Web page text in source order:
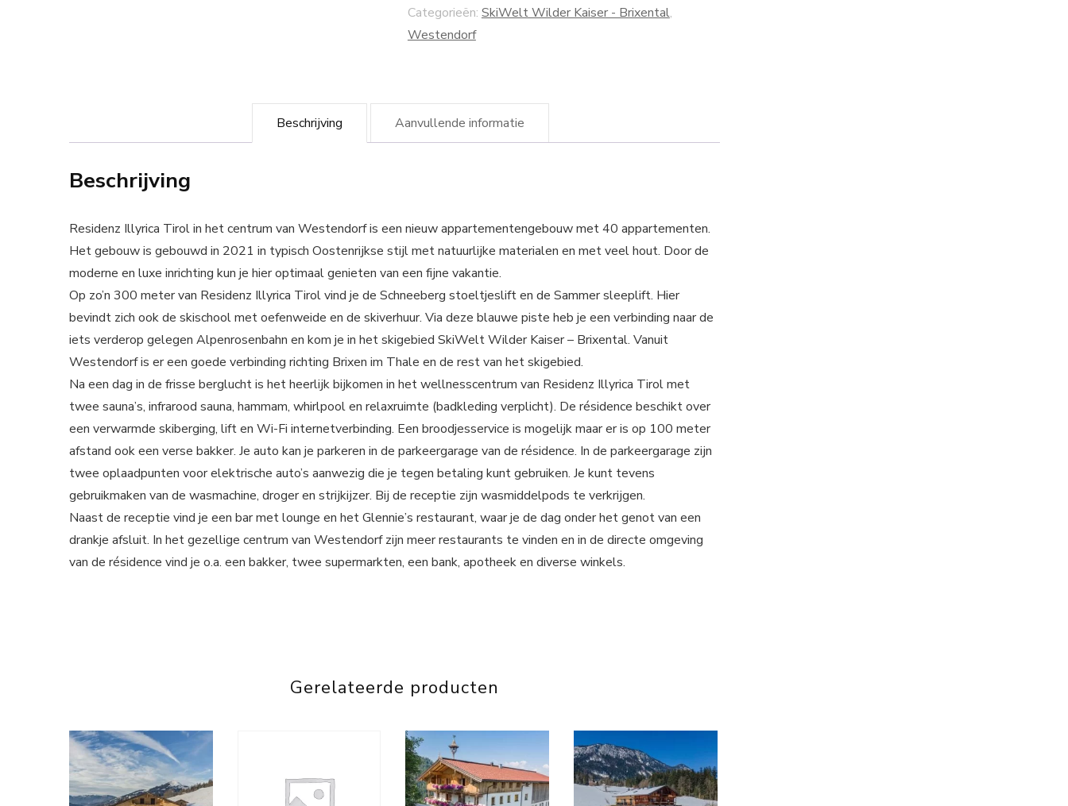
Categorieën: SkiWelt Wilder Kaiser - Brixental,
Westendorf
Beschrijving Aanvullende informatie
Beschrijving
Residenz Illyrica Tirol in het centrum van Westendorf is een nieuw appartementengebouw met 40 appartementen.
Het gebouw is gebouwd in 2021 in typisch Oostenrijkse stijl met natuurlijke materialen en met veel hout. Door de
moderne en luxe inrichting kun je hier optimaal genieten van een fijne vakantie.
Op zo’n 300 meter van Residenz Illyrica Tirol vind je de Schneeberg stoeltjeslift en de Sammer sleeplift. Hier
bevindt zich ook de skischool met oefenweide en de skiverhuur. Via deze blauwe piste heb je een verbinding naar de
iets verderop gelegen Alpenrosenbahn en kom je in het skigebied SkiWelt Wilder Kaiser – Brixental. Vanuit
Westendorf is er een goede verbinding richting Brixen im Thale en de rest van het skigebied.
Na een dag in de frisse berglucht is het heerlijk bijkomen in het wellnesscentrum van Residenz Illyrica Tirol met
twee sauna’s, infrarood sauna, hammam, whirlpool en relaxruimte (badkleding verplicht). De résidence beschikt over
een verwarmde skiberging, lift en Wi-Fi internetverbinding. Een broodjesservice is mogelijk maar er is op 100 meter
afstand ook een verse bakker. Je auto kan je parkeren in de parkeergarage van de résidence. In de parkeergarage zijn
twee oplaadpunten voor elektrische auto’s aanwezig die je tegen betaling kunt gebruiken. Je kunt tevens
gebruikmaken van de wasmachine, droger en strijkijzer. Bij de receptie zijn wasmiddelpods te verkrijgen.
Naast de receptie vind je een bar met lounge en het Glennie’s restaurant, waar je de dag onder het genot van een
drankje afsluit. In het gezellige centrum van Westendorf zijn meer restaurants te vinden en in de directe omgeving
van de résidence vind je o.a. een bakker, twee supermarkten, een bank, apotheek en diverse winkels.
Gerelateerde producten